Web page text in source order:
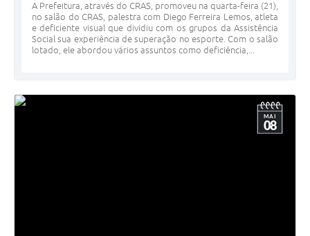
A Prefeitura, através do CRAS, promoveu na quarta-feira (21),
no salão do CRAS, palestra com Diego Ferreira Lemos, atleta
e deficiente visual que dividiu com os grupos da Assistência
Social sua experiência de superação no esporte. Com o salão
lotado, ele abordou vários assuntos como deficiência,...
MAI
08